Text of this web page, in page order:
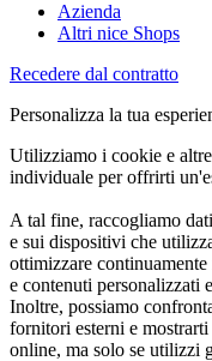
Azienda
Altri nice Shops
Recedere dal contratto
Personalizza la tua
Utilizziamo i cookie e
individuale per offrirti
A tal fine, raccogliamo
e sui dispositivi che
ottimizzare
e contenuti personalizzati
Inoltre, possiamo
fornitori esterni e
online, ma solo se utilizzi